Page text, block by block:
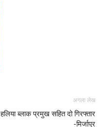
अगला लेख
हलिया ब्लाक प्रमुख सहित दो गिरफ्तार
-मिर्जापुर